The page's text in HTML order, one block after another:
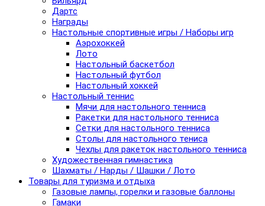
Дартс
Награды
Настольные спортивные игры / Наборы игр
Аэрохоккей
Лото
Настольный баскетбол
Настольный футбол
Настольный хоккей
Настольный теннис
Мячи для настольного тенниса
Ракетки для настольного тенниса
Сетки для настольного тенниса
Столы для настольного тениса
Чехлы для ракеток настольного тенниса
Художественная гимнастика
Шахматы / Нарды / Шашки / Лото
Товары для туризма и отдыха
Газовые лампы, горелки и газовые баллоны
Гамаки